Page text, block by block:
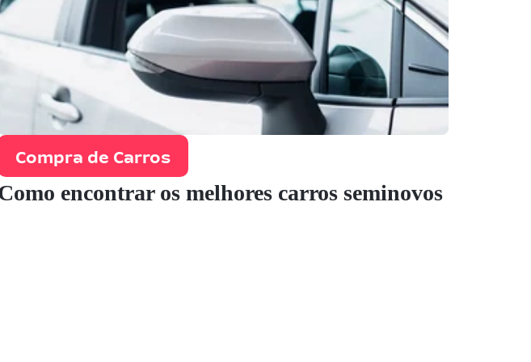
Compra de Carros
encontrar os melhores carros seminovos